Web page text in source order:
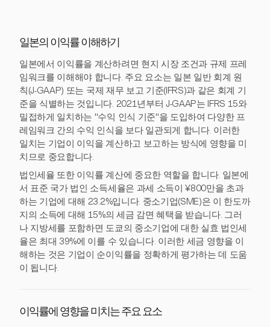
일본의 이익률 이해하기
일본에서 이익률을 계산하려면 현지 시장 조건과 규제 프레
임워크를 이해해야 합니다. 주요 요소는 일본 일반 회계 원
칙(J-GAAP) 또는 국제 재무 보고 기준(IFRS)과 같은 회계 기
준을 식별하는 것입니다. 2021년부터 J-GAAP는 IFRS 15와
밀접하게 일치하는 "수익 인식 기준"을 도입하여 다양한 프
레임워크 간의 수익 인식을 보다 일관되게 합니다. 이러한
일치는 기업이 이익을 계산하고 보고하는 방식에 영향을 미
치므로 중요합니다.
법인세율 또한 이익률 계산에 중요한 역할을 합니다. 일본에
서 표준 국가 법인 소득세율은 과세 소득이 ¥800만을 초과
하는 기업에 대해 23.2%입니다. 중소기업(SME)은 이 한도까
지의 소득에 대해 15%의 세금 감면 혜택을 받습니다. 그러
나 지방세를 포함하면 도쿄의 중소기업에 대한 실효 법인세
율은 최대 39%에 이를 수 있습니다. 이러한 세금 영향을 이
해하는 것은 기업이 순이익률을 정확하게 평가하는 데 도움
이 됩니다.
이익률에 영향을 미치는 주요 요소